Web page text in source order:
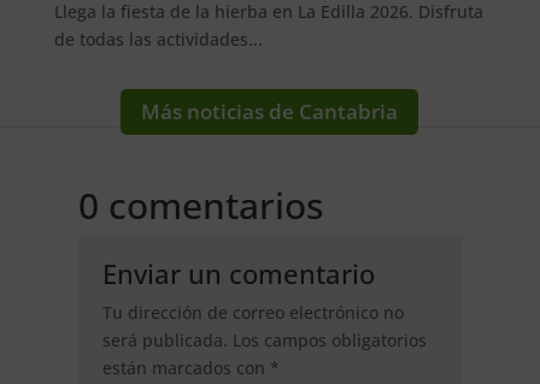
Llega la fiesta de la hierba en La Edilla 2026. Disfruta
de todas las actividades...
Más noticias de Cantabria
0 comentarios
Enviar un comentario
Tu dirección de correo electrónico no
será publicada. Los campos obligatorios
están marcados con *